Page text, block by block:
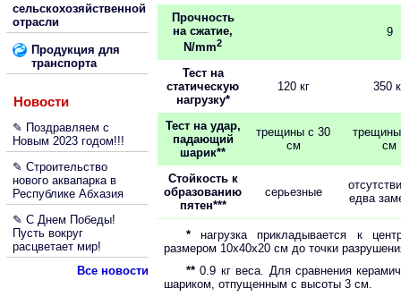
сельскохозяйственной
отрасли
Продукция для
транспорта
Новости
✎ Поздравляем с
Новым 2023 годом!!!
✎ Строительство
нового аквапарка в
Республике Абхазия
✎ С Днем Победы!
Пусть вокруг
расцветает мир!
Все новости
Прочность
на сжатие,
N/mm2
9
Тест на
статическую
нагрузку*
120 кг 350
Тест на удар,
падающий
шарик**
трещины с 30
см
см
Стойкость к
образованию
пятен***
серьезные
едва
* нагрузка прикладывается к
размером 10х40х20 см до точки
** 0.9 кг веса. Для сравнения
шариком, отпущенным с высоты 3 см.